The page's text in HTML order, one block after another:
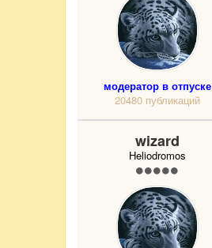
модератор в отпуске
20480 публикаций
wizard
Heliodromos